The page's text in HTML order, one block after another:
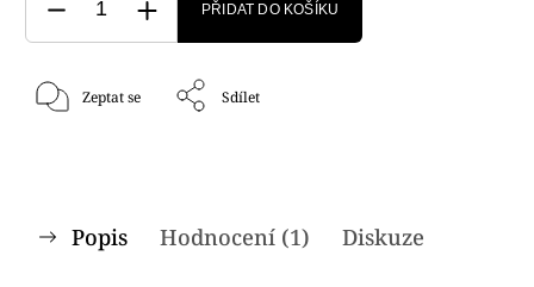
PŘIDAT DO KOŠÍKU
Zeptat se Sdílet
Popis Hodnocení (1) Diskuze